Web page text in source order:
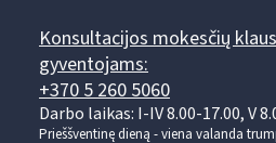
Konsultacijos mokesčių
gyventojams:
+370 5 260 5060
Darbo laikas: I-IV 8.00-17.00, V
Prieššventinę dieną - viena valanda